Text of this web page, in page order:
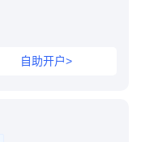
自助开户>